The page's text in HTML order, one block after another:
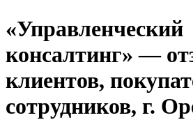
«Управленческий
консалтинг» —
клиентов,
сотрудников, г.